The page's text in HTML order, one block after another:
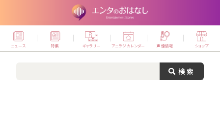
ニュース 特集 ギャラリー アニラジカレンダー 声優情報 ショップ